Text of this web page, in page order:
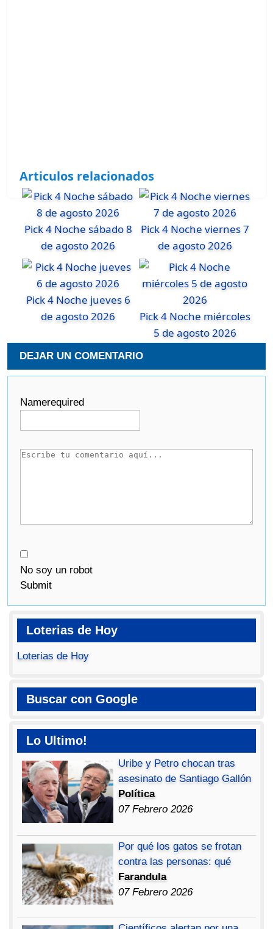
Articulos relacionados
Pick 4 Noche sábado 8
de agosto 2026
Pick 4 Noche viernes 7
de agosto 2026
Pick 4 Noche jueves 6
de agosto 2026
Pick 4 Noche miércoles
5 de agosto 2026
DEJAR UN COMENTARIO
Namerequired
No soy un robot
Submit
Loterias de Hoy
Loterias de Hoy
Buscar con Google
Lo Ultimo!
Uribe y Petro chocan tras
asesinato de Santiago Gallón
Política
07 Febrero 2026
Por qué los gatos se frotan
contra las personas: qué
Farandula
07 Febrero 2026